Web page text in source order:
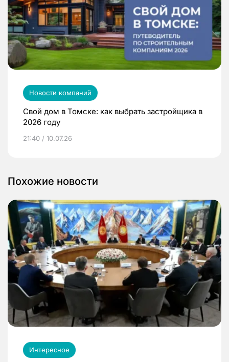
Новости компаний
Свой дом в Томске: как выбрать застройщика в
2026 году
21:40 / 10.07.26
Похожие новости
Интересное